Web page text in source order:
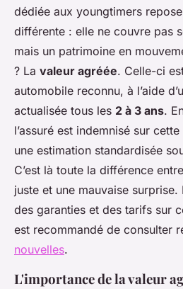
dédiée aux youngtimers
différente : elle ne couvre pas
mais un patrimoine en
? La valeur agréée. Celle-ci
automobile reconnu, à l’aide
actualisée tous les 2 à 3 ans.
l’assuré est indemnisé sur
une estimation standardisée
C’est là toute la différence
juste et une mauvaise
des garanties et des tarifs sur
est recommandé de consulter
nouvelles.
L'importance de la valeur